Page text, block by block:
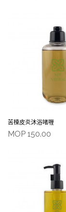
苦楝皮炎沐浴啫喱
MOP 150.00